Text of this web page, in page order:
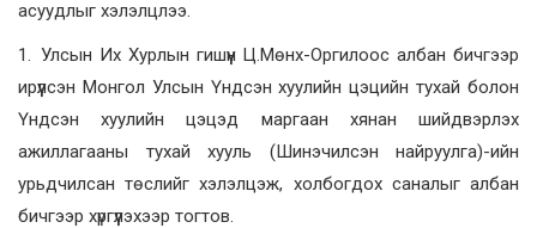
асуудлыг хэлэлцлээ.
1. Улсын Их Хурлын гишүүн Ц.Мөнх-Оргилоос албан бичгээр
ирүүлсэн Монгол Улсын Үндсэн хуулийн цэцийн тухай болон
Үндсэн хуулийн цэцэд маргаан хянан шийдвэрлэх
ажиллагааны тухай хууль (Шинэчилсэн найруулга)-ийн
урьдчилсан төслийг хэлэлцэж, холбогдох саналыг албан
бичгээр хүргүүлэхээр тогтов.